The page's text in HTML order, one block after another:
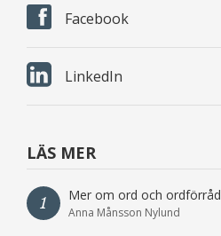
Facebook
LinkedIn
LÄS MER
1 Mer om ord och ordförråd
Anna Månsson Nylund